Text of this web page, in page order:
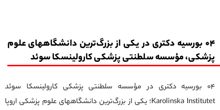
04 بورسیه دکتری در یکی از بزرگ‌ترین دانشگاههای علوم
پزشکی، مؤسسه سلطنتی پزشکی کارولینسکا سوئد
04 بورسیه دکتری در مؤسسه سلطنتی پزشکی کارولینسکا سوئد
Karolinska Institutet؛ یکی از بزرگ‌ترین دانشگاههای علوم پزشکی اروپا